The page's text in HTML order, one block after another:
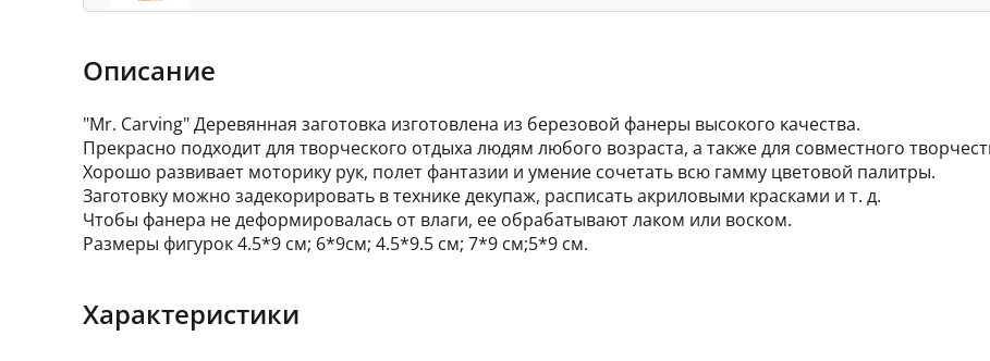
Описание
"Mr. Carving" Деревянная заготовка изготовлена из березовой фанеры высокого качества.
Прекрасно подходит для творческого отдыха людям любого возраста, а также для совместного
Хорошо развивает моторику рук, полет фантазии и умение сочетать всю гамму цветовой палитры.
Заготовку можно задекорировать в технике декупаж, расписать акриловыми красками и т. д.
Чтобы фанера не деформировалась от влаги, ее обрабатывают лаком или воском.
Размеры фигурок 4.5*9 см; 6*9см; 4.5*9.5 см; 7*9 см;5*9 см.
Характеристики